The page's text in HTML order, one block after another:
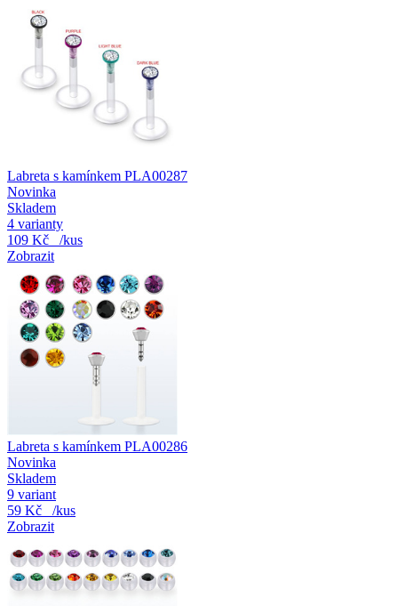
Labreta s kamínkem PLA00287
Novinka
Skladem
4 varianty
109 Kč
/kus
Zobrazit
Labreta s kamínkem PLA00286
Novinka
Skladem
9 variant
59 Kč
/kus
Zobrazit